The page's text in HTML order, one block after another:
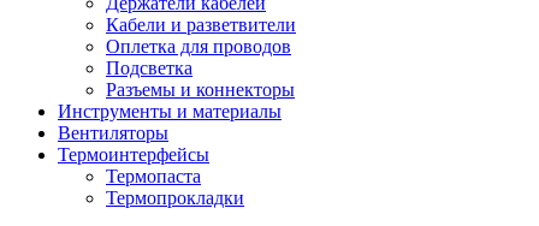
Кабели и разветвители
Оплетка для проводов
Подсветка
Разъемы и коннекторы
Инструменты и материалы
Вентиляторы
Термоинтерфейсы
Термопаста
Термопрокладки